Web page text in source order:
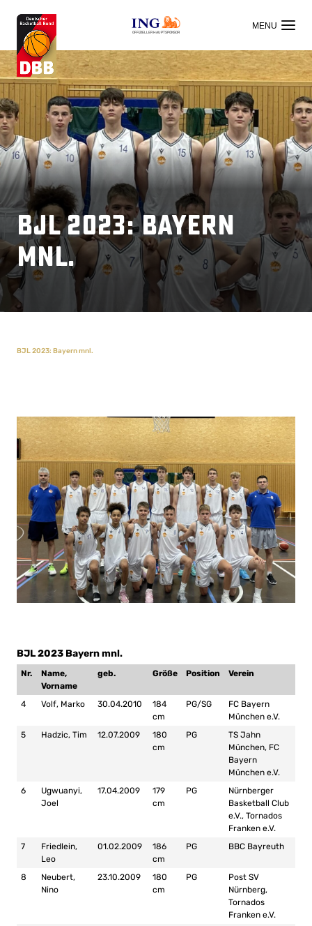
OFFIZIELLER HAUPTSPONSOR
BJL 2023: Bayern
mnl.
BJL 2023: Bayern mnl.
BJL 2023 Bayern mnl.
Nr.
Name,
Vorname
geb. Größe Position Verein
4 Volf, Marko 30.04.2010
184
cm
PG/SG
FC Bayern
München e.V.
5
Hadzic, Tim 12.07.2009
180
cm
PG
TS Jahn
München, FC
Bayern
München e.V.
6
Ugwuanyi,
Joel
17.04.2009
179
cm
PG
Nürnberger
Basketball Club
e.V., Tornados
Franken e.V.
7
Friedlein,
Leo
01.02.2009
186
cm
PG BBC Bayreuth
8
Neubert,
Nino
23.10.2009
180
cm
PG
Post SV
Nürnberg,
Tornados
Franken e.V.